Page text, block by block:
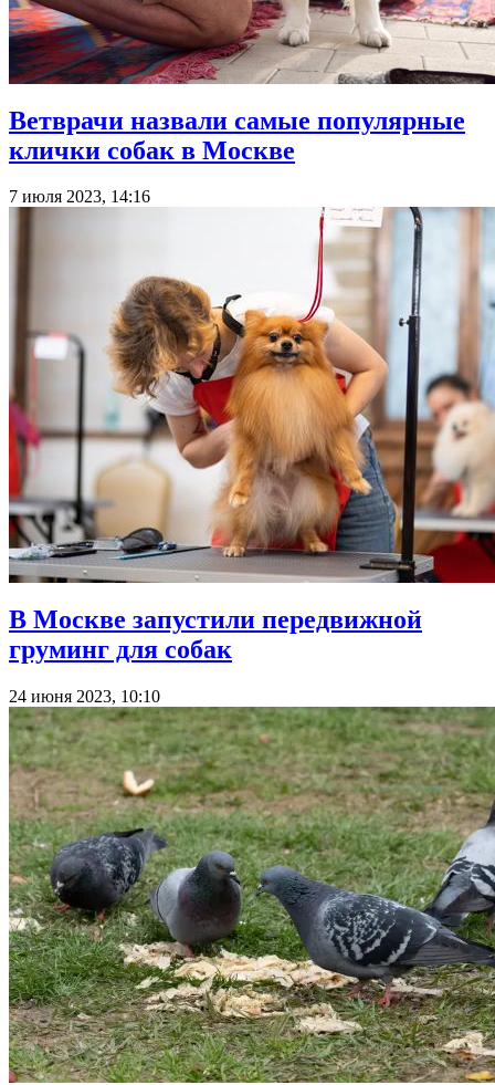
Ветврачи назвали самые популярные
клички собак в Москве
7 июля 2023, 14:16
В Москве запустили передвижной
груминг для собак
24 июня 2023, 10:10